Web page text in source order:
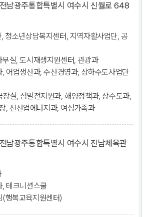
남광주통합특별시 여수시 신월로 648
청소년상담복지센터, 지역자활사업단, 공
무실, 도시재생지원센터, 관광과
, 어업생산과, 수산경영과, 상하수도사업단
장실, 섬발전지원과, 해양정책과, 상수도과,
, 신산업에너지과, 여성가족과
남광주통합특별시 여수시 진남체육관
, 테크니션스쿨
(행복교육지원센터)